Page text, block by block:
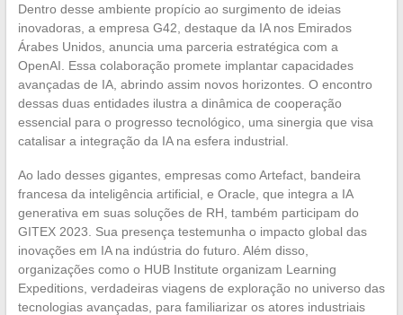
Dentro desse ambiente propício ao surgimento de ideias
inovadoras, a empresa G42, destaque da IA nos Emirados
Árabes Unidos, anuncia uma parceria estratégica com a
OpenAI. Essa colaboração promete implantar capacidades
avançadas de IA, abrindo assim novos horizontes. O encontro
dessas duas entidades ilustra a dinâmica de cooperação
essencial para o progresso tecnológico, uma sinergia que visa
catalisar a integração da IA na esfera industrial.
Ao lado desses gigantes, empresas como Artefact, bandeira
francesa da inteligência artificial, e Oracle, que integra a IA
generativa em suas soluções de RH, também participam do
GITEX 2023. Sua presença testemunha o impacto global das
inovações em IA na indústria do futuro. Além disso,
organizações como o HUB Institute organizam Learning
Expeditions, verdadeiras viagens de exploração no universo das
tecnologias avançadas, para familiarizar os atores industriais